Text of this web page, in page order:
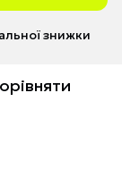
знижки